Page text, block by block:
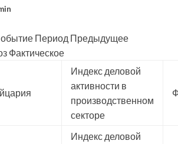
Период Предыдущее
Фактическое
Индекс деловой
активности в
производственном
секторе
Индекс деловой